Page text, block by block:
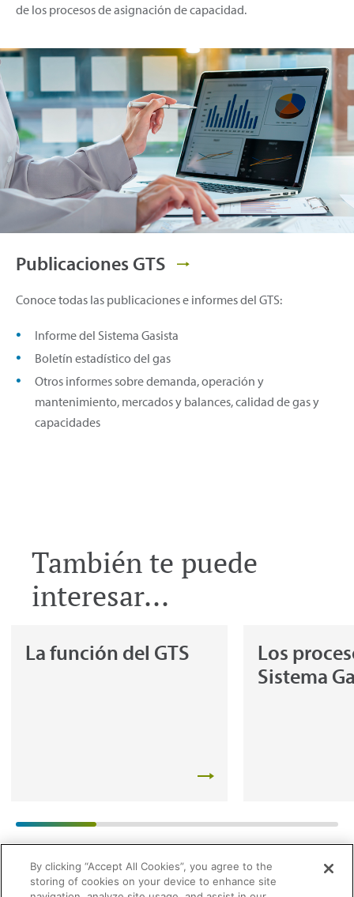
de los procesos de asignación de capacidad.
Publicaciones GTS
Conoce todas las publicaciones e informes del GTS:
Informe del Sistema Gasista
Boletín estadístico del gas
Otros informes sobre demanda, operación y
mantenimiento, mercados y balances, calidad de gas y
capacidades
También te puede
interesar...
La función del GTS
Los
Sistema
By clicking “Accept All Cookies”, you agree to the
storing of cookies on your device to enhance site